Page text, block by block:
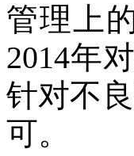
管理上
2014年
针对不
可。